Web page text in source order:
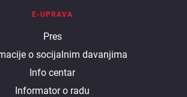
E-UPRAVA
Pres
o socijalnim davanjima
Info centar
Informator o radu